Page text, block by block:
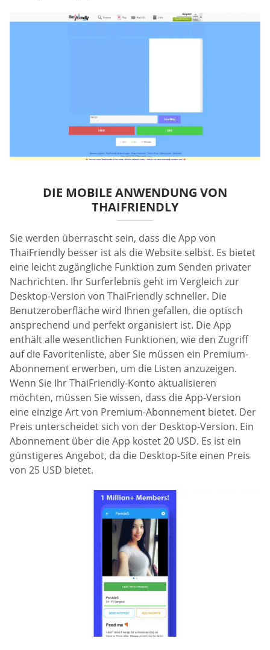
DIE MOBILE ANWENDUNG VON
THAIFRIENDLY
Sie werden überrascht sein, dass die App von
ThaiFriendly besser ist als die Website selbst. Es bietet
eine leicht zugängliche Funktion zum Senden privater
Nachrichten. Ihr Surferlebnis geht im Vergleich zur
Desktop-Version von ThaiFriendly schneller. Die
Benutzeroberfläche wird Ihnen gefallen, die optisch
ansprechend und perfekt organisiert ist. Die App
enthält alle wesentlichen Funktionen, wie den Zugriff
auf die Favoritenliste, aber Sie müssen ein Premium-
Abonnement erwerben, um die Listen anzuzeigen.
Wenn Sie Ihr ThaiFriendly-Konto aktualisieren
möchten, müssen Sie wissen, dass die App-Version
eine einzige Art von Premium-Abonnement bietet. Der
Preis unterscheidet sich von der Desktop-Version. Ein
Abonnement über die App kostet 20 USD. Es ist ein
günstigeres Angebot, da die Desktop-Site einen Preis
von 25 USD bietet.